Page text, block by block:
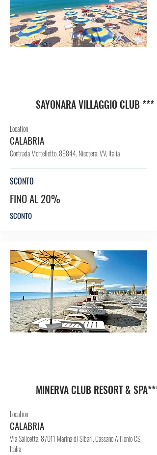
SAYONARA VILLAGGIO CLUB ***
Location
CALABRIA
Contrada Mortelletto, 89844, Nicotera, VV, Italia
SCONTO
FINO AL 20%
SCONTO
MINERVA CLUB RESORT & SPA****
Location
CALABRIA
Via Salicetta, 87011 Marina di Sibari, Cassano All’Ionio CS,
Italia